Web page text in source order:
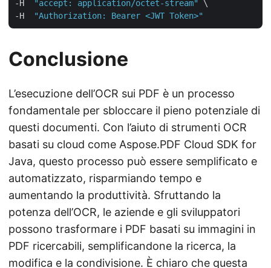
-H "accept: application/octet-stream"
\
-H
"Authorization: Bearer <JWT Token>"
Conclusione
L’esecuzione dell’OCR sui PDF è un processo
fondamentale per sbloccare il pieno potenziale di
questi documenti. Con l’aiuto di strumenti OCR
basati su cloud come Aspose.PDF Cloud SDK for
Java, questo processo può essere semplificato e
automatizzato, risparmiando tempo e
aumentando la produttività. Sfruttando la
potenza dell’OCR, le aziende e gli sviluppatori
possono trasformare i PDF basati su immagini in
PDF ricercabili, semplificandone la ricerca, la
modifica e la condivisione. È chiaro che questa